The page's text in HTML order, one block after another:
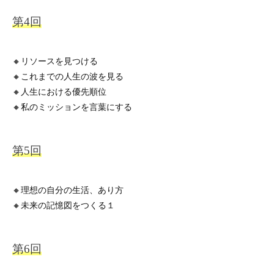
🔸リソースを見つける
🔸これまでの人生の波を見る
🔸人生における優先順位
🔸私のミッションを言葉にする
🔸理想の自分の生活、あり方
🔸未来の記憶図をつくる１